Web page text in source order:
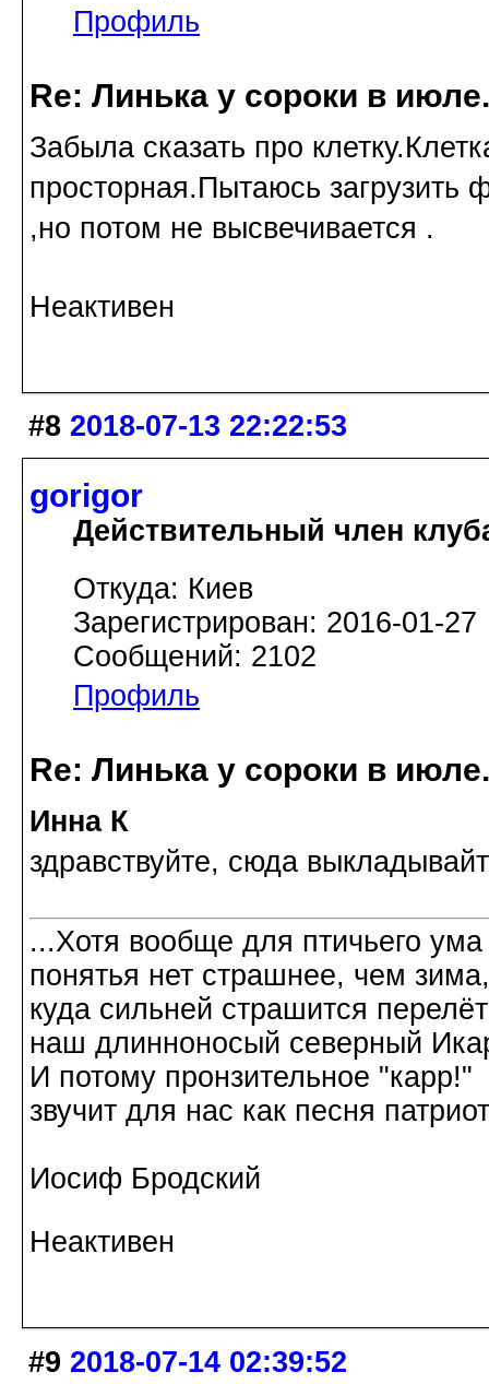
Профиль
Re: Линька у сороки в
Забыла сказать про
просторная.Пытаюсь загрузить
,но потом не высвечивается .
Неактивен
#8 2018-07-13 22:22:53
gorigor
Действительный член
Откуда: Киев
Зарегистрирован: 2016-01-27
Сообщений: 2102
Профиль
Re: Линька у сороки в
Инна К
здравствуйте, сюда
...Хотя вообще для птичьего ума
понятья нет страшнее, чем зима,
куда сильней страшится
наш длинноносый северный
И потому пронзительное "карр!"
звучит для нас как песня
Иосиф Бродский
Неактивен
#9 2018-07-14 02:39:52